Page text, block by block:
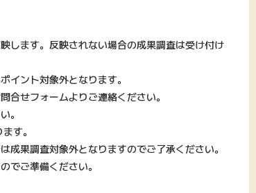
します。反映されない場合の成果調査は受け付け
イント対象外となります。
合せフォームよりご連絡ください。
。
す。
成果調査対象外となりますのでご了承ください。
でご準備ください。